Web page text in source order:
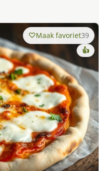
Maak favoriet39
👍